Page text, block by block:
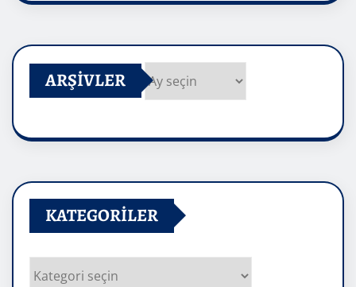
ARŞIVLER
KATEGORILER
Kategoriler